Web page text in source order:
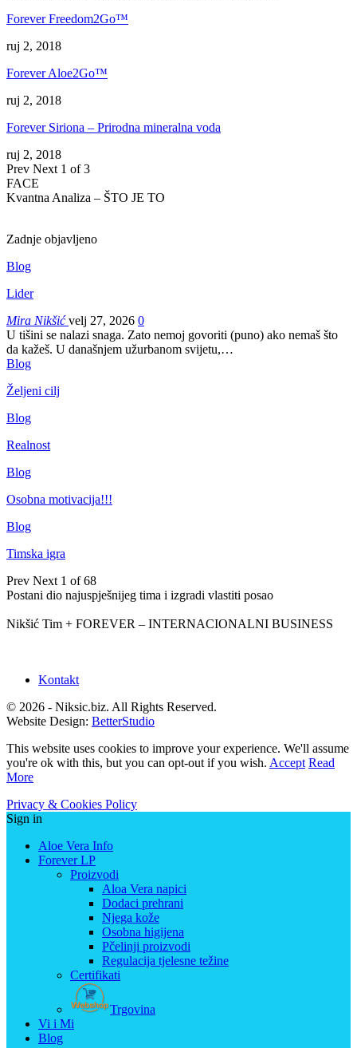
Forever Freedom2Go™
ruj 2, 2018
Forever Aloe2Go™
ruj 2, 2018
Forever Siriona – Prirodna mineralna voda
ruj 2, 2018
Prev Next 1 of 3
FACE
Kvantna Analiza – ŠTO JE TO
Zadnje objavljeno
Blog
Lider
Mira Nikšićvelj 27, 2026 0
U tišini se nalazi snaga. Zato nemoj govoriti (puno) ako nemaš što
da kažeš. U današnjem užurbanom svijetu,…
Blog
Željeni cilj
Blog
Realnost
Blog
Osobna motivacija!!!
Blog
Timska igra
Prev Next 1 of 68
Postani dio najuspješnijeg tima i izgradi vlastiti posao
Nikšić Tim + FOREVER – INTERNACIONALNI BUSINESS
Kontakt
© 2026 - Niksic.biz. All Rights Reserved.
Website Design: BetterStudio
This website uses cookies to improve your experience. We'll assume
you're ok with this, but you can opt-out if you wish. Accept Read
More
Privacy & Cookies Policy
Sign in
Aloe Vera Info
Forever LP
Proizvodi
Aloa Vera napici
Dodaci prehrani
Njega kože
Osobna higijena
Pčelinji proizvodi
Regulacija tjelesne težine
Certifikati
Trgovina
Vi i Mi
Blog